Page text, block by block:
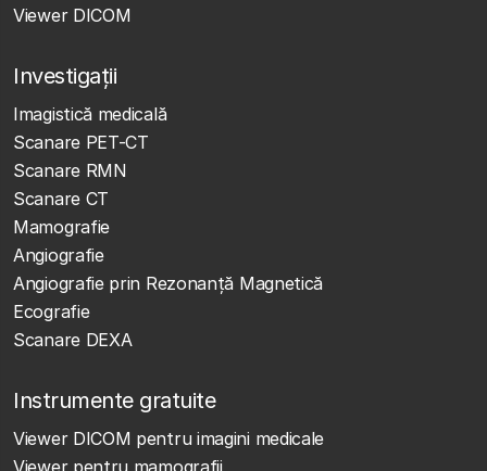
Viewer DICOM
Investigații
Imagistică medicală
Scanare PET-CT
Scanare RMN
Scanare CT
Mamografie
Angiografie
Angiografie prin Rezonanță Magnetică
Ecografie
Scanare DEXA
Instrumente gratuite
Viewer DICOM pentru imagini medicale